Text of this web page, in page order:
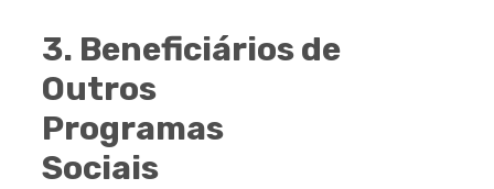
3. Beneficiários de
Outros
Programas
Sociais